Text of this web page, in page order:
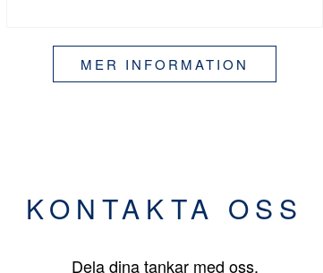
MER INFORMATION
KONTAKTA OSS
Dela dina tankar med oss.